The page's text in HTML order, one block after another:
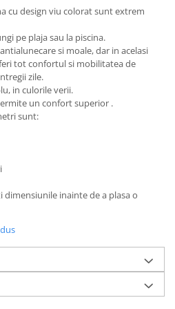
cu design viu colorat sunt extrem
pe plaja sau la piscina.
si moale, dar in acelasi
tot confortul si mobilitatea de
zile.
in culorile verii.
un confort superior .
sunt:
inainte de a plasa o